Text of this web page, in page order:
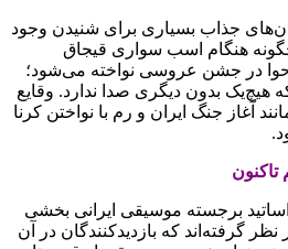
جذاب بسیاری برای شنیدن وجود
چگونه هنگام اسب‌ سواری قیجاق
حوا در جشن عروسی نواخته می‌شود؛
بدون دیگری صدا ندارد. وقایع
آغاز جنگ ایران و رم با نواختن کرنا
تاکنون
برجسته موسیقی ایرانی بخشی
گرفته‌‌اند که بازدیدکنندگان در آن